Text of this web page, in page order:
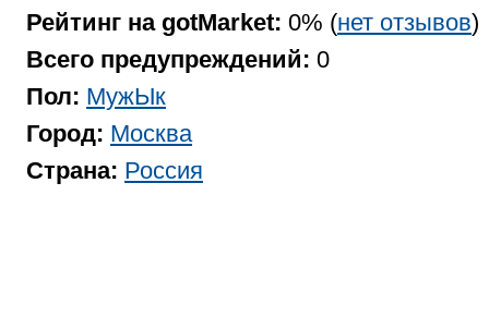
Рейтинг на gotMarket: 0% (нет отзывов)
Всего предупреждений: 0
Пол: МужЫк
Город: Москва
Страна: Россия